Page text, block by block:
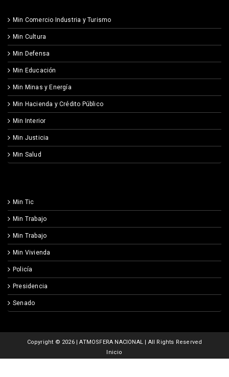
Min Comercio Industria y Turismo
Min Cultura
Min Defensa
Min Educación
Min Minas y Energía
Min Hacienda y Crédito Público
Min Interior
Min Justicia
Min Salud
Min Tic
Min Trabajo
Min Trabajo
Min Vivienda
Policía
Presidencia
Senado
Copyright © 2026 | ATMOSFERA NACIONAL | All Rights Reserved
Inicio